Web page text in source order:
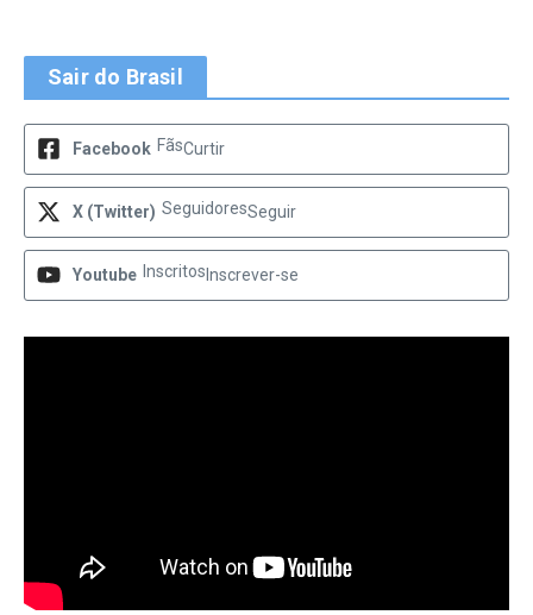
Sair do Brasil
Facebook FãsCurtir
X (Twitter) SeguidoresSeguir
Youtube Inscritos Inscrever-se